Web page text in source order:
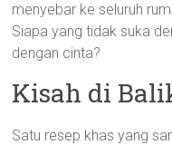
menyebar ke seluruh
Siapa yang tidak suka
dengan cinta?
Kisah di
Satu resep khas yang